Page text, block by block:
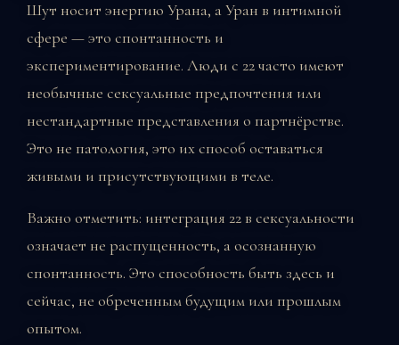
Шут носит энергию Урана, а Уран в интимной
сфере — это спонтанность и
экспериментирование. Люди с 22 часто имеют
необычные сексуальные предпочтения или
нестандартные представления о партнёрстве.
Это не патология, это их способ оставаться
живыми и присутствующими в теле.
Важно отметить: интеграция 22 в сексуальности
означает не распущенность, а осознанную
спонтанность. Это способность быть здесь и
сейчас, не обреченным будущим или прошлым
опытом.